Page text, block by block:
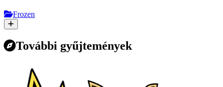
Frozen
További gyűjtemények